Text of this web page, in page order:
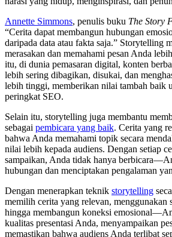
Annette Simmons, penulis buku The Story
“Cerita dapat membangun hubungan
daripada data atau fakta saja.” Storytelling
merasakan dan memahami pesan Anda
itu, di dunia pemasaran digital, konten
lebih sering dibagikan, disukai, dan
lebih tinggi, memberikan nilai tambah baik
peringkat SEO.
Selain itu, storytelling juga membantu
sebagai pembicara yang baik. Cerita yang
bahwa Anda memahami topik secara
nilai lebih kepada audiens. Dengan setiap
sampaikan, Anda tidak hanya
hubungan dan menciptakan pengalaman
Dengan menerapkan teknik storytelling
memilih cerita yang relevan, menggunakan
hingga membangun koneksi
kualitas presentasi Anda, menyampaikan
memastikan bahwa audiens Anda terlibat